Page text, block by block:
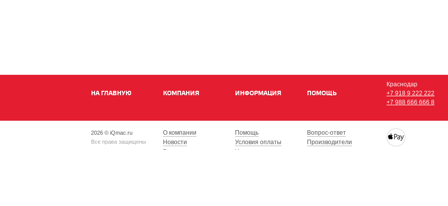
НА ГЛАВНУЮ КОМПАНИЯ ИНФОРМАЦИЯ ПОМОЩЬ
Краснодар
+7 918 9 222 222
+7 988 666 666 8
2026 © iQmac.ru
Все права защищены
О компании
Новости
Вакансии
Помощь
Условия оплаты
Условия доставки
Вопрос-ответ
Производители